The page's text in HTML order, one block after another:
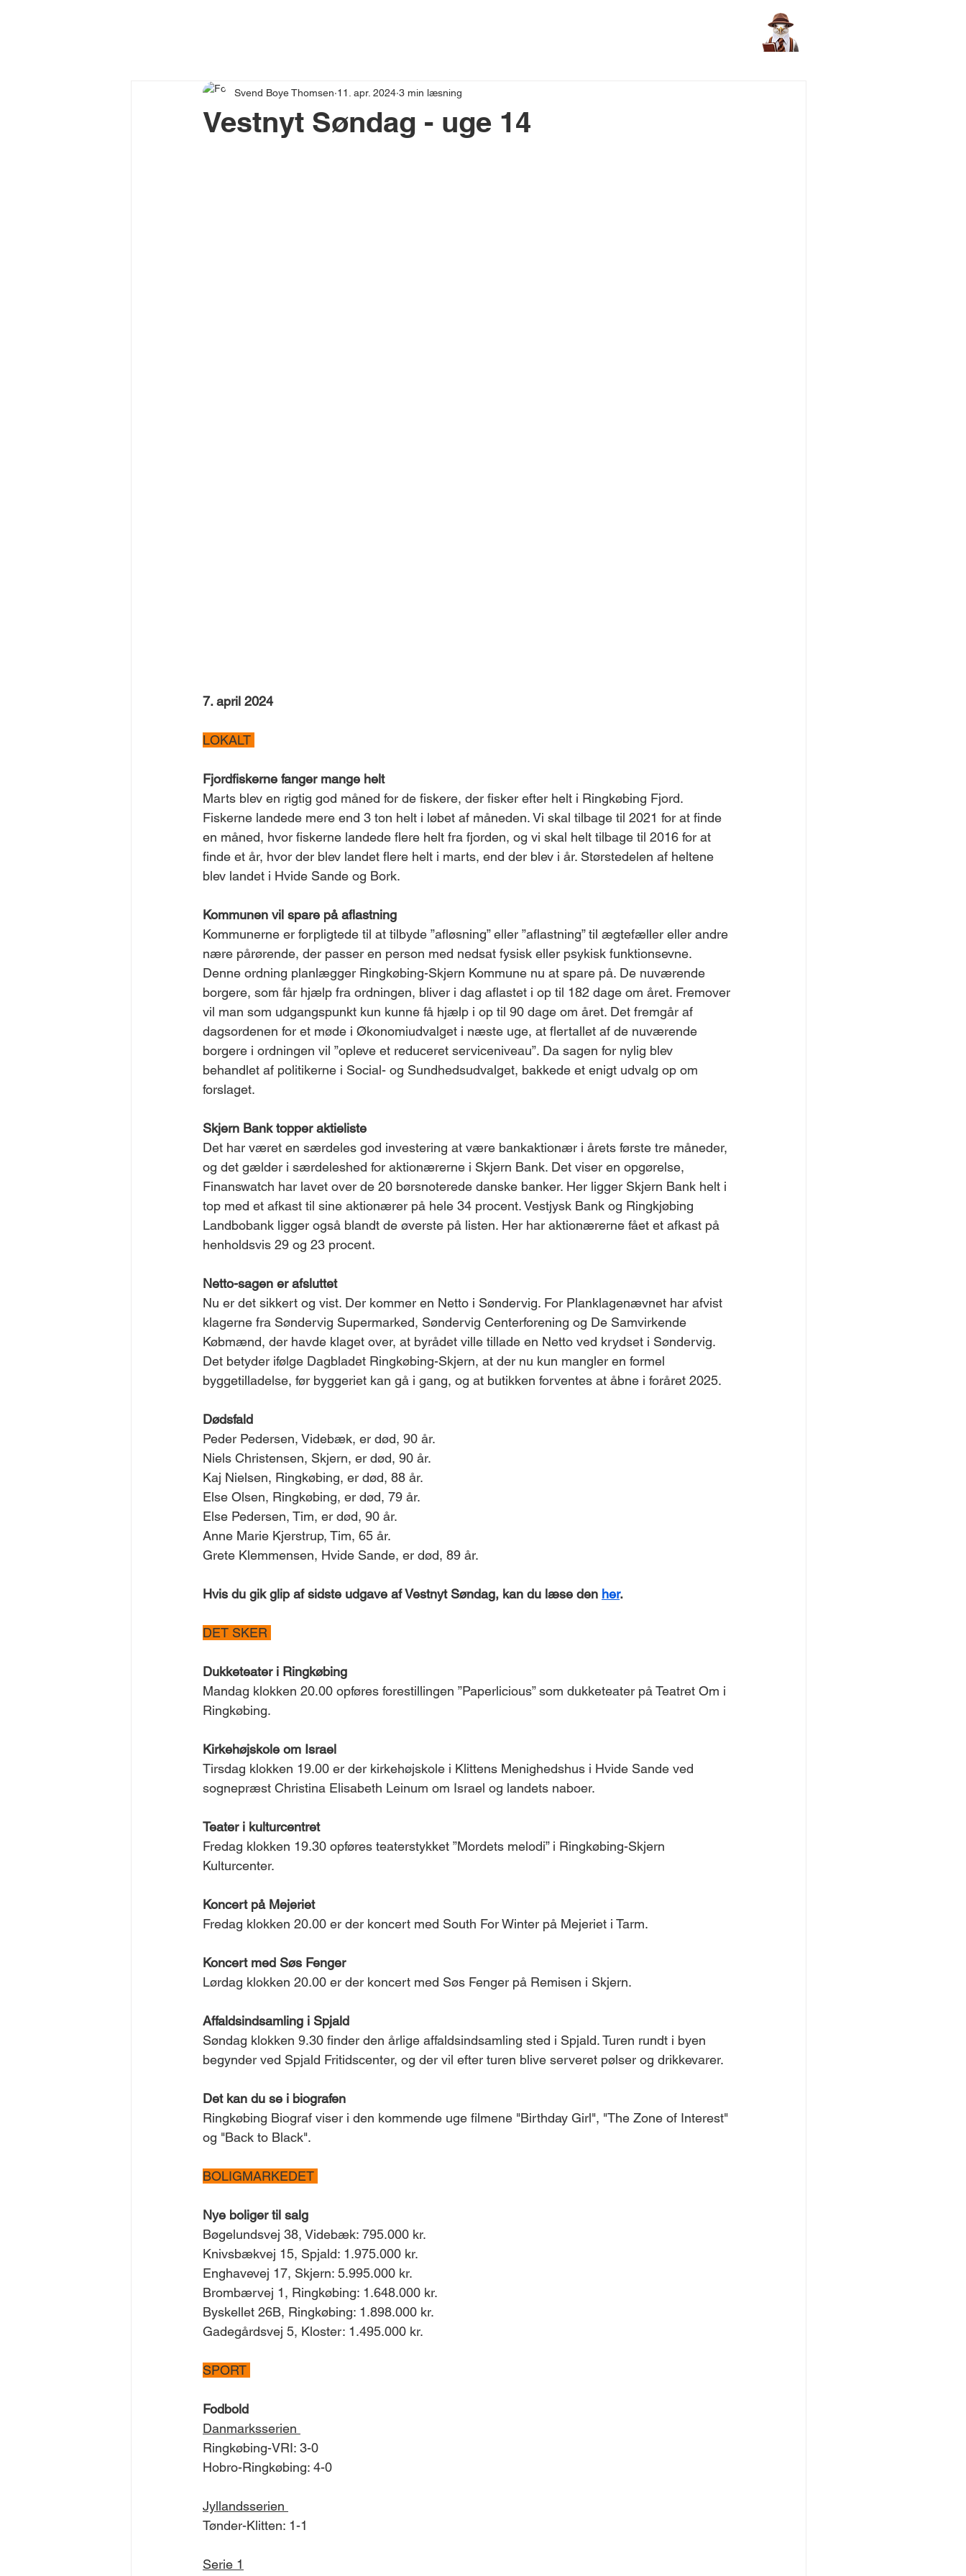
Vestnyt Søndag - uge 14
Svend Boye Thomsen 11. apr. 2024 3 min læsning
7. april 2024
LOKALT
Fjordfiskerne fanger mange helt
Marts blev en rigtig god måned for de fiskere, der fisker efter helt i Ringkøbing Fjord.
Fiskerne landede mere end 3 ton helt i løbet af måneden. Vi skal tilbage til 2021 for at finde
en måned, hvor fiskerne landede flere helt fra fjorden, og vi skal helt tilbage til 2016 for at
finde et år, hvor der blev landet flere helt i marts, end der blev i år. Størstedelen af heltene
blev landet i Hvide Sande og Bork.
Kommunen vil spare på aflastning
Kommunerne er forpligtede til at tilbyde ”afløsning” eller ”aflastning” til ægtefæller eller andre
nære pårørende, der passer en person med nedsat fysisk eller psykisk funktionsevne.
Denne ordning planlægger Ringkøbing-Skjern Kommune nu at spare på. De nuværende
borgere, som får hjælp fra ordningen, bliver i dag aflastet i op til 182 dage om året. Fremover
vil man som udgangspunkt kun kunne få hjælp i op til 90 dage om året. Det fremgår af
dagsordenen for et møde i Økonomiudvalget i næste uge, at flertallet af de nuværende
borgere i ordningen vil ”opleve et reduceret serviceniveau”. Da sagen for nylig blev
behandlet af politikerne i Social- og Sundhedsudvalget, bakkede et enigt udvalg op om
forslaget.
Skjern Bank topper aktieliste
Det har været en særdeles god investering at være bankaktionær i årets første tre måneder,
og det gælder i særdeleshed for aktionærerne i Skjern Bank. Det viser en opgørelse,
Finanswatch har lavet over de 20 børsnoterede danske banker. Her ligger Skjern Bank helt i
top med et afkast til sine aktionærer på hele 34 procent. Vestjysk Bank og Ringkjøbing
Landbobank ligger også blandt de øverste på listen. Her har aktionærerne fået et afkast på
henholdsvis 29 og 23 procent.
Netto-sagen er afsluttet
Nu er det sikkert og vist. Der kommer en Netto i Søndervig. For Planklagenævnet har afvist
klagerne fra Søndervig Supermarked, Søndervig Centerforening og De Samvirkende
Købmænd, der havde klaget over, at byrådet ville tillade en Netto ved krydset i Søndervig.
Det betyder ifølge Dagbladet Ringkøbing-Skjern, at der nu kun mangler en formel
byggetilladelse, før byggeriet kan gå i gang, og at butikken forventes at åbne i foråret 2025.
Dødsfald
Peder Pedersen, Videbæk, er død, 90 år.
Niels Christensen, Skjern, er død, 90 år.
Kaj Nielsen, Ringkøbing, er død, 88 år.
Else Olsen, Ringkøbing, er død, 79 år.
Else Pedersen, Tim, er død, 90 år.
Anne Marie Kjerstrup, Tim, 65 år.
Grete Klemmensen, Hvide Sande, er død, 89 år.
Hvis du gik glip af sidste udgave af Vestnyt Søndag, kan du læse den her.
DET SKER
Dukketeater i Ringkøbing
Mandag klokken 20.00 opføres forestillingen ”Paperlicious” som dukketeater på Teatret Om i
Ringkøbing.
Kirkehøjskole om Israel
Tirsdag klokken 19.00 er der kirkehøjskole i Klittens Menighedshus i Hvide Sande ved
sognepræst Christina Elisabeth Leinum om Israel og landets naboer.
Teater i kulturcentret
Fredag klokken 19.30 opføres teaterstykket ”Mordets melodi” i Ringkøbing-Skjern
Kulturcenter.
Koncert på Mejeriet
Fredag klokken 20.00 er der koncert med South For Winter på Mejeriet i Tarm.
Koncert med Søs Fenger
Lørdag klokken 20.00 er der koncert med Søs Fenger på Remisen i Skjern.
Affaldsindsamling i Spjald
Søndag klokken 9.30 finder den årlige affaldsindsamling sted i Spjald. Turen rundt i byen
begynder ved Spjald Fritidscenter, og der vil efter turen blive serveret pølser og drikkevarer.
Det kan du se i biografen
Ringkøbing Biograf viser i den kommende uge filmene "Birthday Girl", "The Zone of Interest"
og "Back to Black".
BOLIGMARKEDET
Nye boliger til salg
Bøgelundsvej 38, Videbæk: 795.000 kr.
Knivsbækvej 15, Spjald: 1.975.000 kr.
Enghavevej 17, Skjern: 5.995.000 kr.
Brombærvej 1, Ringkøbing: 1.648.000 kr.
Byskellet 26B, Ringkøbing: 1.898.000 kr.
Gadegårdsvej 5, Kloster: 1.495.000 kr.
SPORT
Fodbold
Danmarksserien
Ringkøbing-VRI: 3-0
Hobro-Ringkøbing: 4-0
Jyllandsserien
Tønder-Klitten: 1-1
Serie 1